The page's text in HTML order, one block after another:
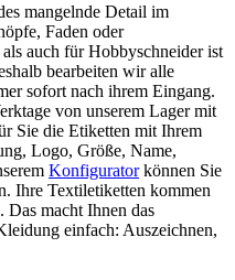
mangelnde Detail im
Faden oder
auch für Hobbyschneider ist
bearbeiten wir alle
sofort nach ihrem Eingang.
von unserem Lager mit
Sie die Etiketten mit Ihrem
Logo, Größe, Name,
Konfiguratorkönnen Sie
Ihre Textiletiketten kommen
Das macht Ihnen das
einfach: Auszeichnen,